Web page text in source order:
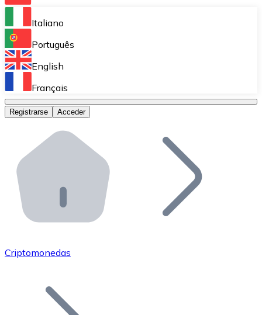
Bitnovo Ramp
Integra nuestra solución en tu plataforma.
Bitnovo Giftcards
Bitnovo OTC
Bitnovo ATM
Integra un ATM Bitnovo en tu negocio y permite que
Bitnovo API
Integra nuestra API en tu ecosistema.
Únete a nuestra red de distribuidores.
Añade tu proyecto a nuestro ecosistema.
Italiano
Português
English
Français
Registrarse Acceder
Criptomonedas